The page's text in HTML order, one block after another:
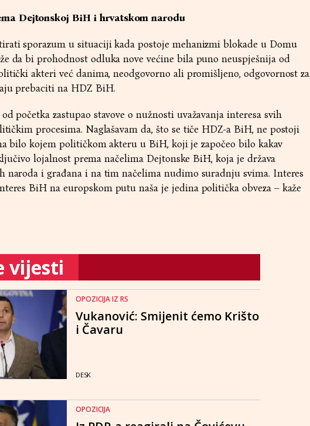
Dejtonskoj BiH i hrvatskom narodu
sporazum u situaciji kada postoje mehanizmi blokade u Domu
da bi prohodnost odluka nove većine bila puno neuspješnija od
akteri već danima, neodgovorno ali promišljeno, odgovornost za
prebaciti na HDZ BiH.
početka zastupao stavove o nužnosti uvažavanja interesa svih
procesima. Naglašavam da, što se tiče HDZ-a BiH, ne postoji
bilo kojem političkom akteru u BiH, koji je započeo bilo kakav
lojalnost prema načelima Dejtonske BiH, koja je država
i građana i na tim načelima nudimo suradnju svima. Interes
BiH na europskom putu naša je jedina politička obveza – kaže
vijesti
OPOZICIJA IZ RS
Vukanović: Smijenit ćemo Krišto
i Čavaru
DESK
OPOZICIJA